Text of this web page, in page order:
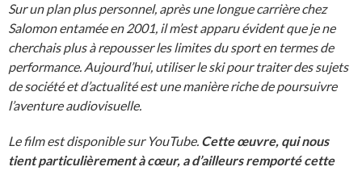
Sur un plan plus personnel, après une longue carrière chez
Salomon entamée en 2001, il m’est apparu évident que je ne
cherchais plus à repousser les limites du sport en termes de
performance. Aujourd’hui, utiliser le ski pour traiter des sujets
de société et d’actualité est une manière riche de poursuivre
l’aventure audiovisuelle.
Le film est disponible sur YouTube. Cette œuvre, qui nous
tient particulièrement à cœur, a d’ailleurs remporté cette